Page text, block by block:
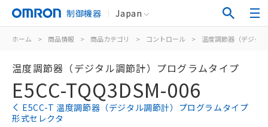
制御機器 Japan
ホーム > 商品情報 > 商品カテゴリ > コントロール > 温度調節器（デジタ
温度調節器（デジタル調節計）プログラムタイプ
E5CC-TQQ3DSM-006
E5CC-T 温度調節器（デジタル調節計）プログラムタイプ
形式セレクタ